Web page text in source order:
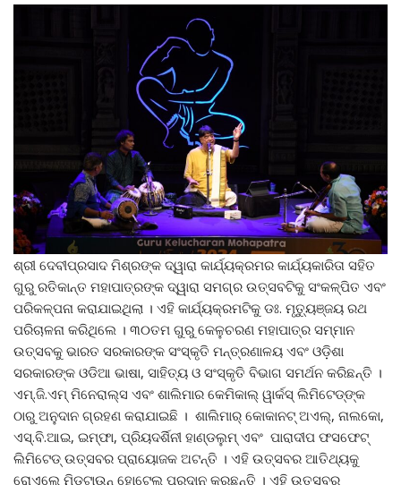
ଶ୍ରୀ ଦେବୀପ୍ରସାଦ ମିଶ୍ରଙ୍କ ଦ୍ୱାରା କାର୍ଯ୍ୟକ୍ରମର କାର୍ଯ୍ୟକାରିତା ସହିତ
ଗୁରୁ ରତିକାନ୍ତ ମହାପାତ୍ରଙ୍କ ଦ୍ୱାରା ସମଗ୍ର ଉତ୍ସବଟିକୁ ସଂକଳ୍ପିତ ଏବଂ
ପରିକଳ୍ପନା କରାଯାଇଥିଲା । ଏହି କାର୍ଯ୍ୟକ୍ରମଟିକୁ ଡଃ. ମୃତ୍ୟୁଞ୍ଜୟ ରଥ
ପରିଚାଳନା କରିଥିଲେ । ୩୦ତମ ଗୁରୁ କେଳୁଚରଣ ମହାପାତ୍ର ସମ୍ମାନ
ଉତ୍ସବକୁ ଭାରତ ସରକାରଙ୍କ ସଂସ୍କୃତି ମନ୍ତ୍ରଣାଳୟ ଏବଂ ଓଡ଼ିଶା
ସରକାରଙ୍କ ଓଡିଆ ଭାଷା, ସାହିତ୍ୟ ଓ ସଂସ୍କୃତି ବିଭାଗ ସମର୍ଥନ କରିଛନ୍ତି ।
ଏମ୍‍.ଜି.ଏମ୍‍ ମିନେରାଲ୍ସ ଏବଂ ଶାଲିମାର କେମିକାଲ୍ ୱାର୍କସ୍ ଲିମିଟେଡ୍‌ଙ୍କ
ଠାରୁ ଅନୁଦାନ ଗ୍ରହଣ କରାଯାଇଛି । ଶାଲିମାର୍ କୋକାନଟ୍ ଅଏଲ୍‌, ନାଲକୋ,
ଏସ୍‌.ବି.ଆଇ, ଇମ୍ଫା, ପ୍ରିୟଦର୍ଶିନୀ ହାଣ୍ଡଲୁମ୍ ଏବଂ ପାରାଦୀପ ଫସଫେଟ୍
ଲିମିଟେଡ୍ ଉତ୍ସବର ପ୍ରାୟୋଜକ ଅଟନ୍ତି । ଏହି ଉତ୍ସବର ଆତିଥ୍ୟକୁ
ରୋଏଲେ ମିଡଟାଉନ୍ ହୋଟେଲ ପ୍ରଦାନ କରୁଛନ୍ତି । ଏହି ଉତ୍ସବର